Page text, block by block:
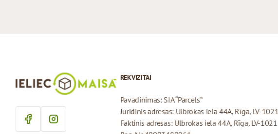
REKVIZITAI
Pavadinimas: SIA “Parcels”
Juridinis adresas: Ulbrokas iela 44A, Rīga, LV-1021
Faktinis adresas: Ulbrokas iela 44A, Rīga, LV-1021